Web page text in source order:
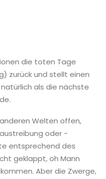
die toten Tage
zurück und stellt einen
als die nächste
Welten offen,
oder -
entsprechend des
geklappt, oh Mann
Aber die Zwerge,